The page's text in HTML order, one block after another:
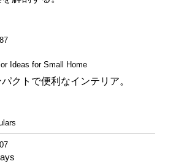
Ideas for Small Home
クトで便利なインテリア。